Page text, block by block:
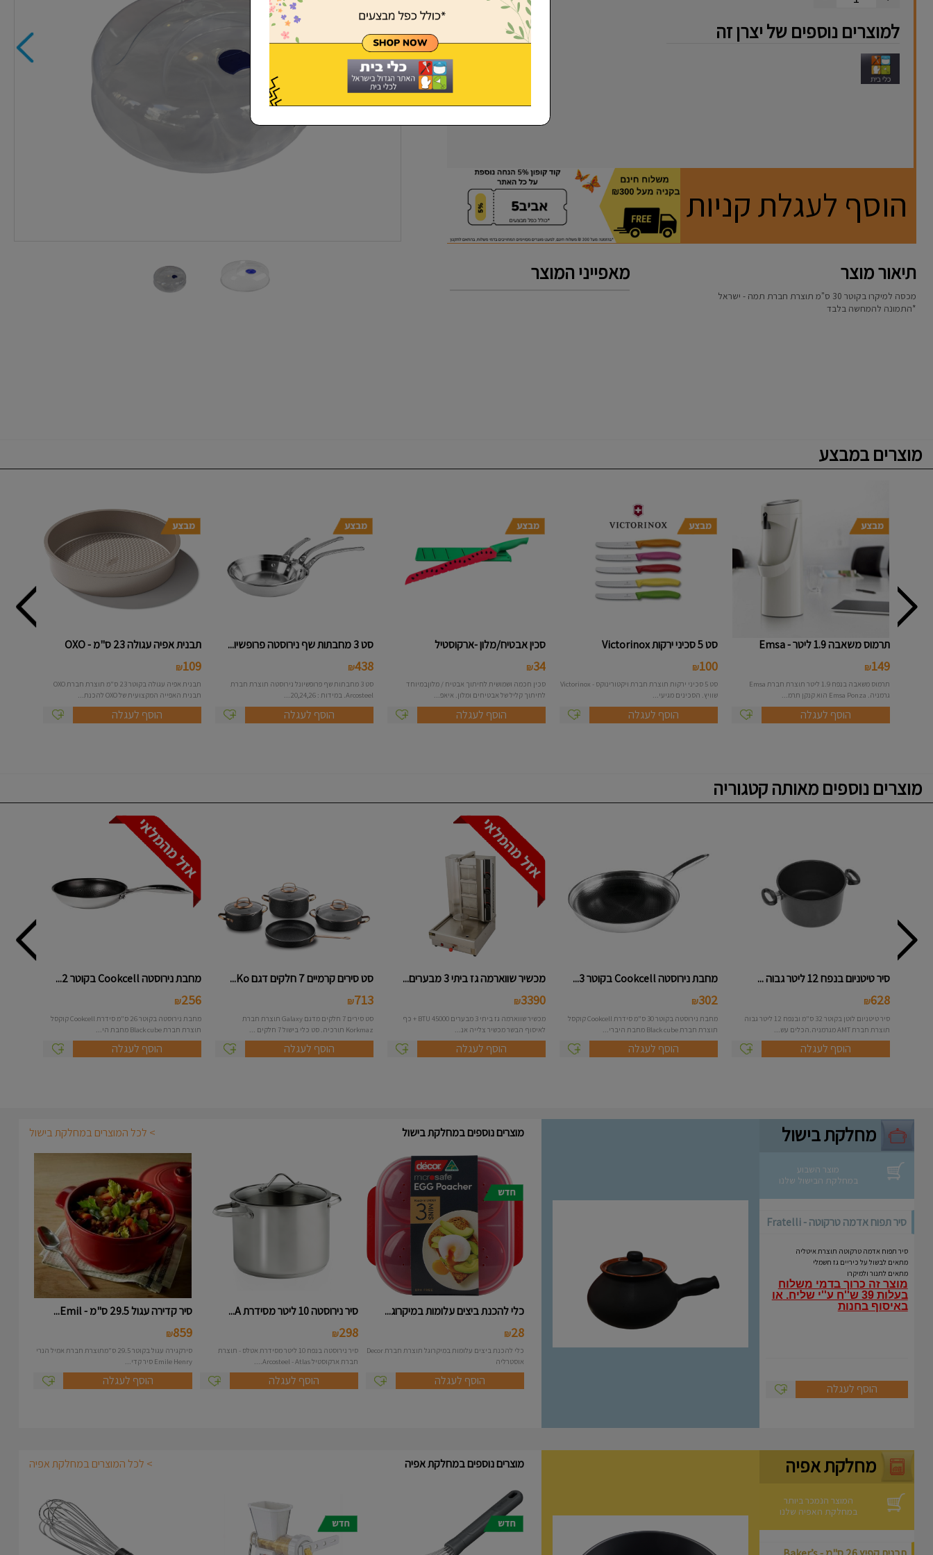
שכחתי סיסמא למוצרים נוספים של יצרן זה
הוסף לעגלת קניות
תיאור מוצר מאפייני המוצר
מכסה למיקרו בקוטר 30 ס"מ תוצרת חברת תמה - ישראל
*התמונה להמחשה בלבד
מוצרים במבצע
תרמוס משאבה 1.9 ליטר - Emsa
149
₪
תרמוס משאבה בנפח 1.9 ליטר תוצרת חברת Emsa
גרמניה. Emsa Ponza הוא קנקן תרמ...
הוסף לעגלה
סט 5 סכיני ירקות Victorinox
100
₪
סט 5 סכיני ירקות תוצרת חברת ויקטורינוקס - Victorinox
שוויץ. הסכינים מגיעי...
הוסף לעגלה
סכין אבטיח/מלון -ארקוסטיל
34
₪
סכין חכמה ושמושית לחיתוך אבטיח / מלוןבמיוחד
לחיתוך קליל של אבטיחים ומלון. איאפ...
הוסף לעגלה
סט 3 מחבתות שף נירוסטה פרופשיו...
438
₪
סט 3 מחבתות שף פרופשיונל נירוסטה תוצרת חברת
Arcosteel. במידות : 20,24,26...
הוסף לעגלה
תבנית אפיה עגולה 23 ס"מ - OXO
109
₪
תבנית אפיה עגולה בקוטר 23 ס"מ תוצרת חברת OXO
תבנית האפייה המקצועית של OXO להכנת...
הוסף לעגלה
מוצרים נוספים מאותה קטגוריה
סיר טיטניום בנפח 12 ליטר גבוה ...
628
₪
סיר טיטניום לוטן בקוטר 32 ס"מ ובנפח 12 ליטר גבוה
תוצרת חברת AMT מגרמניה.הכלים עש...
הוסף לעגלה
מחבת נירוסטה Cookcell בקוטר 3...
302
₪
מחבת נירוסטה בקוטר 30 ס"מ סידרת Cookcell קוקסל
תוצרת חברת Black cube מחבת היברי...
הוסף לעגלה
מכשיר שווארמה גז ביתי 3 מבערים...
3390
₪
מכשיר שווארמה גז ביתי 3 מבערים 45000 BTU + כף
לאיסוף הבשר מכשיר צלייה אנ...
הוסף לעגלה
סט סירים קרמיים 7 חלקים דגם Ko...
713
₪
סט סירים 7 חלקים מדגם Galaxy תוצרת חברת
Korkmaz תורכיה. סט כלי בישול 7 חלקים ...
הוסף לעגלה
מחבת נירוסטה Cookcell בקוטר 2...
256
₪
מחבת נירוסטה בקוטר 26 ס"מ סידרת Cookcell קוקסל
תוצרת חברת Black cube מחבת הי...
הוסף לעגלה
מחלקת בישול
מוצר השבוע
במחלקת הבישול שלנו
סיר תפוח אדמה טרקוטה - Fratelli
סיר תפוח אדמה טרקוטה תוצרת איטליה
מתאים לבשול על כיריים גז חשמלי
מתאים לתנור ולמיקרו
מוצר זה כרוך בדמי משלוח
בעלות 39 ש''ח ע''י שליח.
או
באיסוף בחנות
הוסף לעגלה
מוצרים נוספים במחלקת בישול > לכל המוצרים במחלקת בישול
כלי להכנת ביצים עלומות במיקרוג...
28
₪
כלי להכנת ביצים עלומות במיקרוגל תוצרת חברת Decor
אוסטרליה
הוסף לעגלה
סיר נירוסטה 10 ליטר מסידרת A...
298
₪
סיר נירוסטה בנפח 10 ליטר מסידרת אטלס - תוצרת
חברת ארקוסטיל Arcosteel - Atlas....
הוסף לעגלה
סיר קדירה עגול 29.5 ס"מ - Emil...
859
₪
סירקגירה עגול בקוטר 29.5 ס"מתוצרת חברת אמיל הנרי
Emile Henry סיר קדי...
הוסף לעגלה
מחלקת אפיה
המוצר הנמכר ביותר
במחלקת האפיה שלנו
מוצרים נוספים במחלקת אפיה > לכל המוצרים במחלקת אפיה